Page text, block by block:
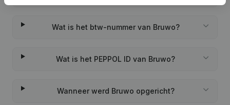
Wat is het btw-nummer van Bruwo?
Wat is het PEPPOL ID van Bruwo?
Wanneer werd Bruwo opgericht?